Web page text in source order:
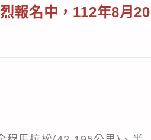
報名中，112年8月20